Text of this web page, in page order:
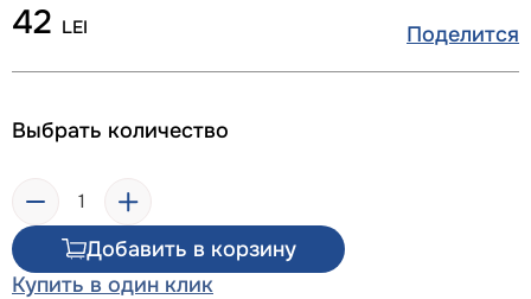
42 LEI Поделится
Выбрать количество
Добавить в корзину
Купить в один клик